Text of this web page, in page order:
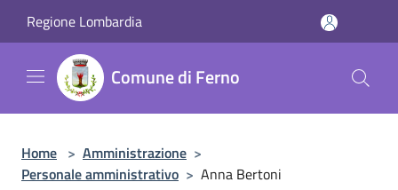
Regione Lombardia
Comune di Ferno
Home > Amministrazione >
Personale amministrativo > Anna Bertoni